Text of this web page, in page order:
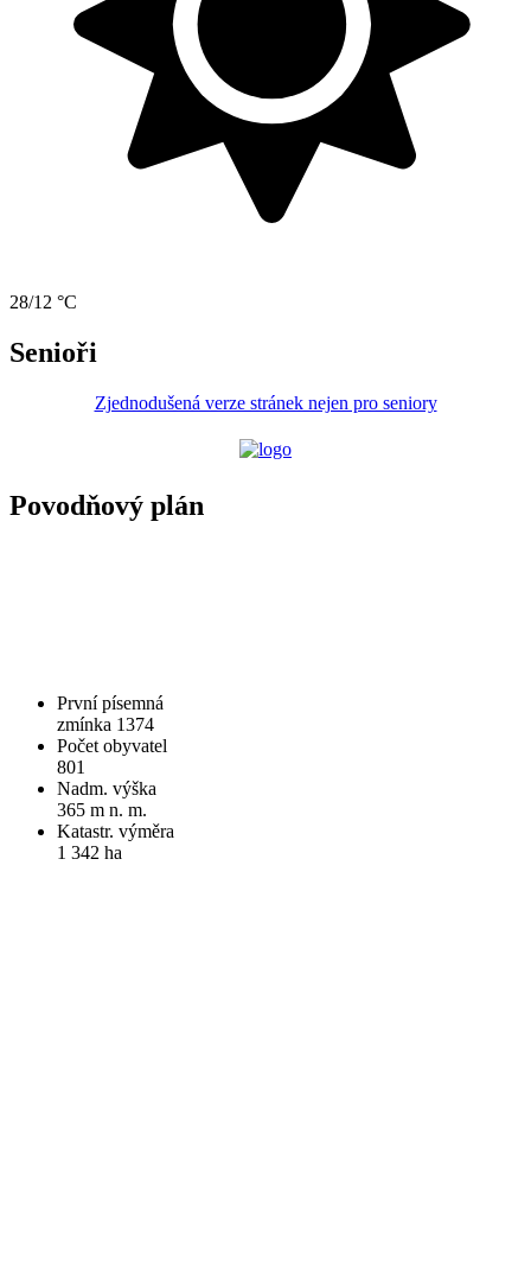
28/12 °C
Senioři
Zjednodušená verze stránek nejen pro seniory
Povodňový plán
První písemná
zmínka 1374
Počet obyvatel
801
Nadm. výška
365 m n. m.
Katastr. výměra
1 342 ha